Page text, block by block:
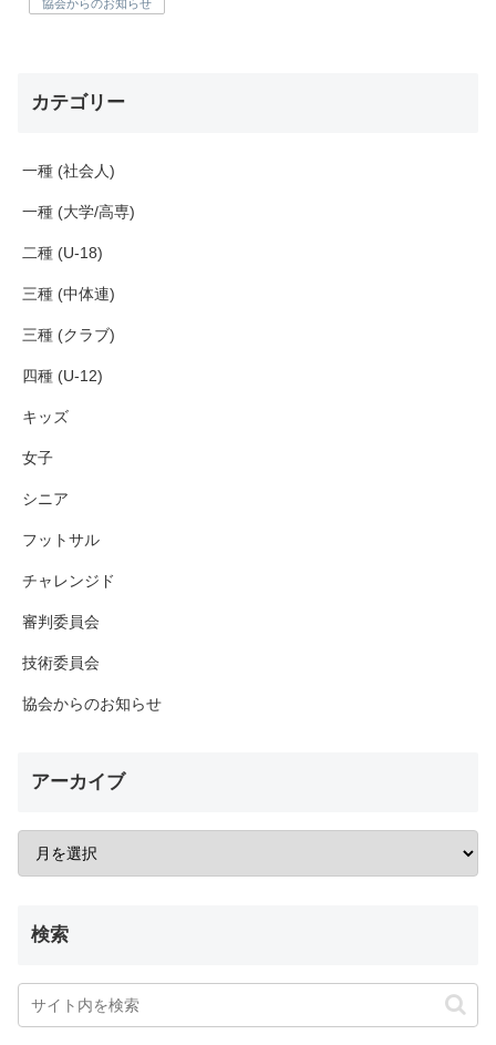
協会からのお知らせ
カテゴリー
一種 (社会人)
一種 (大学/高専)
二種 (U-18)
三種 (中体連)
三種 (クラブ)
四種 (U-12)
キッズ
女子
シニア
フットサル
チャレンジド
審判委員会
技術委員会
協会からのお知らせ
アーカイブ
検索